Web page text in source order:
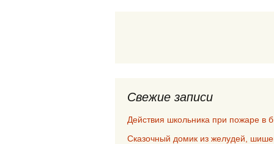
Свежие записи
Действия школьника при пожаре в
Сказочный домик из желудей,